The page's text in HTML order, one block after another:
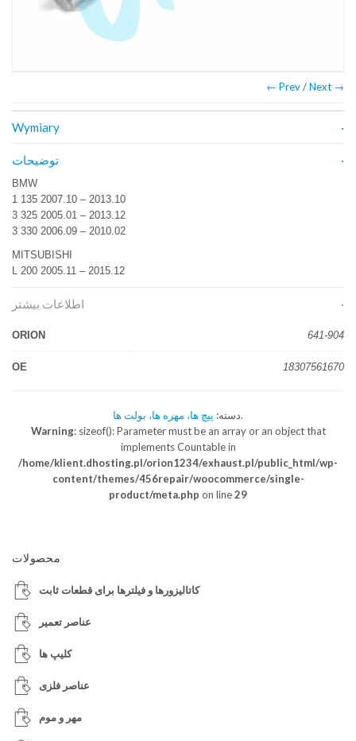
← Prev/Next →
Wymiary
توضیحات
BMW
1 135 2007.10 – 2013.10
3 325 2005.01 – 2013.12
3 330 2006.09 – 2010.02
MITSUBISHI
L 200 2005.11 – 2015.12
اطلاعات بیشتر
ORION 641-904
OE 18307561670
دسته: پیچ ها، مهره ها، بولت ها
.
Warning: sizeof(): Parameter must be an array or an object that
implements Countable in
/home/klient.dhosting.pl/orion1234/exhaust.pl/public_html/wp-
content/themes/456repair/woocommerce/single-
product/meta.php on line29
محصولات
کاتالیزورها و فیلترها برای قطعات ثابت
عناصر تعمیر
کلیپ ها
عناصر فلزی
مهر و موم